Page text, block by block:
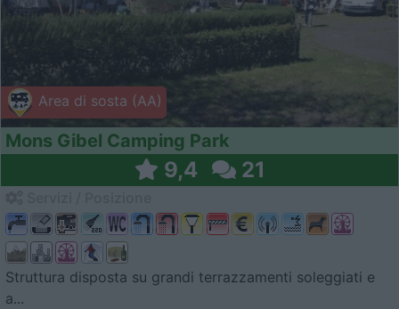
Area di sosta (AA)
Mons Gibel Camping Park
9,4 21
Struttura disposta su grandi terrazzamenti soleggiati e
a...